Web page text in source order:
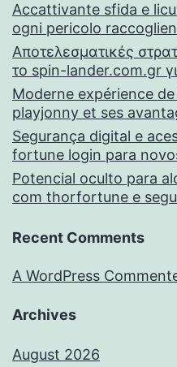
Accattivante sfida e
ogni pericolo
Αποτελεσματικές
το spin-lander.com.gr
Moderne expérience
playjonny et ses
Segurança digital e
fortune login para
Potencial oculto para
com thorfortune e
Recent Comments
A WordPress
Archives
August 2026